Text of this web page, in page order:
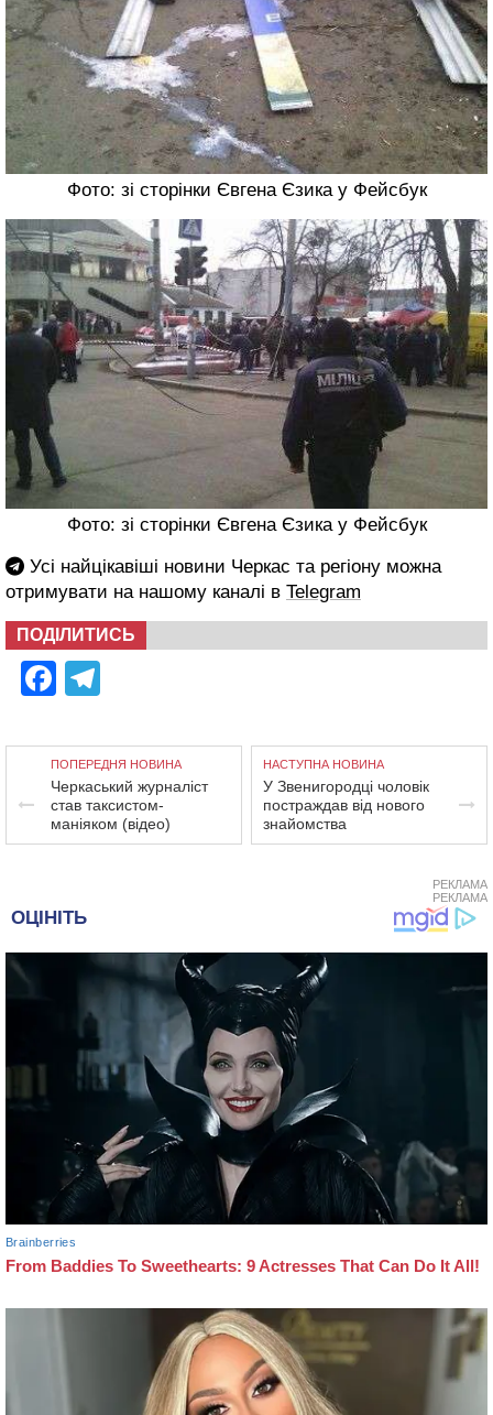
Фото: зі сторінки Євгена Єзика у Фейсбук
Фото: зі сторінки Євгена Єзика у Фейсбук
Усі найцікавіші новини Черкас та регіону можна
отримувати на нашому каналі в Telegram
ПОДІЛИТИСЬ
Facebook
ПОПЕРЕДНЯ НОВИНА
Черкаський журналіст
став таксистом-
маніяком (відео)
НАСТУПНА НОВИНА
У Звенигородці чоловік
постраждав від нового
знайомства
РЕКЛАМА
РЕКЛАМА